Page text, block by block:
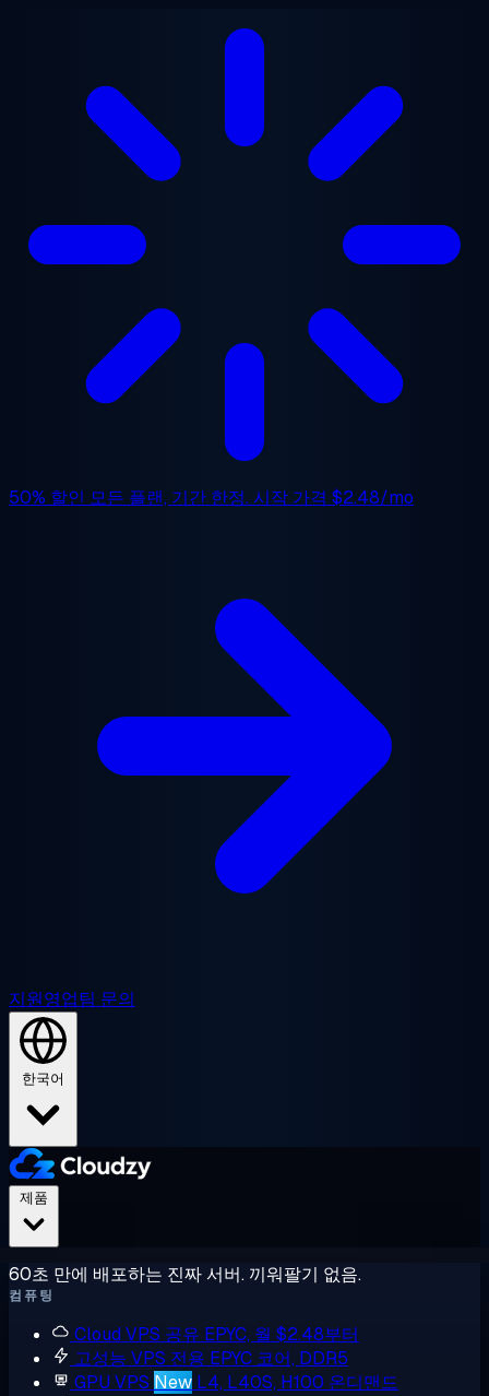
50% 할인 모든 플랜, 기간 한정. 시작 가격 $2.48/mo
지원영업팀 문의
한국어
60초 만에 배포하는 진짜 서버. 끼워팔기 없음.
컴퓨팅
Cloud VPS 공유 EPYC, 월 $2.48부터
고성능 VPS 전용 EPYC 코어, DDR5
GPU VPS New L4, L40S, H100 온디맨드